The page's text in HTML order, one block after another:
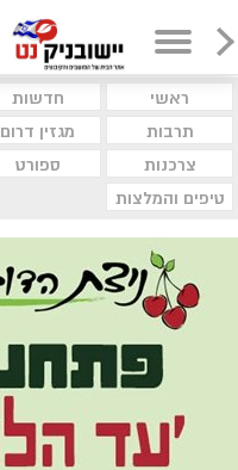
ראשי חדשות
תרבות
מגזין דרום
צרכנות
ספורט
טיפים והמלצות